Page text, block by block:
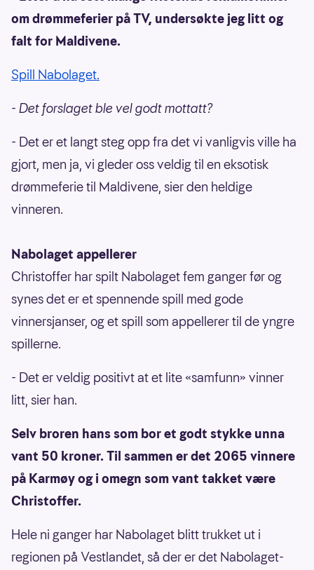
om drømmeferier på TV, undersøkte jeg litt og
falt for Maldivene.
Spill Nabolaget.
- Det forslaget ble vel godt mottatt?
- Det er et langt steg opp fra det vi vanligvis ville ha
gjort, men ja, vi gleder oss veldig til en eksotisk
drømmeferie til Maldivene, sier den heldige
vinneren.
Nabolaget appellerer
Christoffer har spilt Nabolaget fem ganger før og
synes det er et spennende spill med gode
vinnersjanser, og et spill som appellerer til de yngre
spillerne.
- Det er veldig positivt at et lite «samfunn» vinner
litt, sier han.
Selv broren hans som bor et godt stykke unna
vant 50 kroner. Til sammen er det 2065 vinnere
på Karmøy og i omegn som vant takket være
Christoffer.
Hele ni ganger har Nabolaget blitt trukket ut i
regionen på Vestlandet, så der er det Nabolaget-